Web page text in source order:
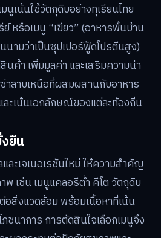
นูเน้นใช้วัตถุดิบอย่างทุเรียนไทย
หรือเมนู “เขียว” (อาหารพื้นบ้าน
ามว่าเป็นซุปเปอร์ฟู้ดโปรตีนสูง)
นค้า เพิ่มมูลค่า และเสริมความน่า
าลาบเหนือที่ผสมผสานกับอาหาร
ละเน้นเอกลักษณ์ของแต่ละท้องถิ่น
ยืน
ละเจเนอเรชันใหม่ ให้ความสำคัญ
เช่น เมนูแคลอรีต่ำ คีโต วัตถุดิบ
อสิ่งแวดล้อม พร้อมเนื้อหาที่เน้น
ชนาการ การตัดสินใจเลือกเมนูจึง